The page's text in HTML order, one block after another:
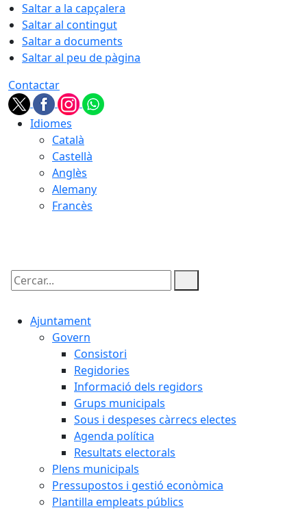
Saltar a la capçalera
Saltar al contingut
Saltar a documents
Saltar al peu de pàgina
Contactar
Idiomes
Català
Castellà
Anglès
Alemany
Francès
Cercar:
Ajuntament
Govern
Consistori
Regidories
Informació dels regidors
Grups municipals
Sous i despeses càrrecs electes
Agenda política
Resultats electorals
Plens municipals
Pressupostos i gestió econòmica
Plantilla empleats públics